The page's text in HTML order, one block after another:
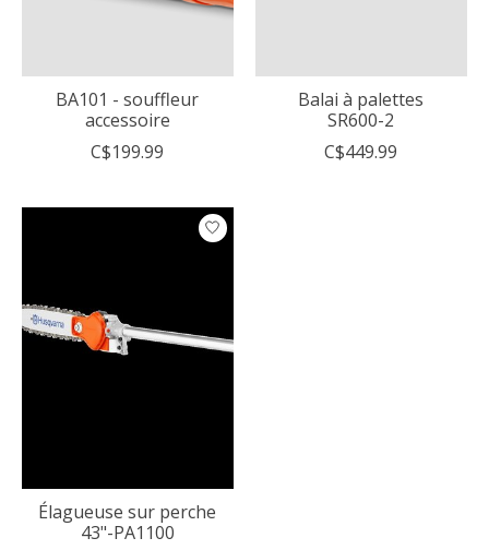
BA101 - souffleur
accessoire
C$199.99
Balai à palettes
SR600-2
C$449.99
Élagueuse sur perche
43"-PA1100